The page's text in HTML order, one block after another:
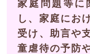
家庭問題等に
し、家庭にお
受け、助言や
童虐待の予防